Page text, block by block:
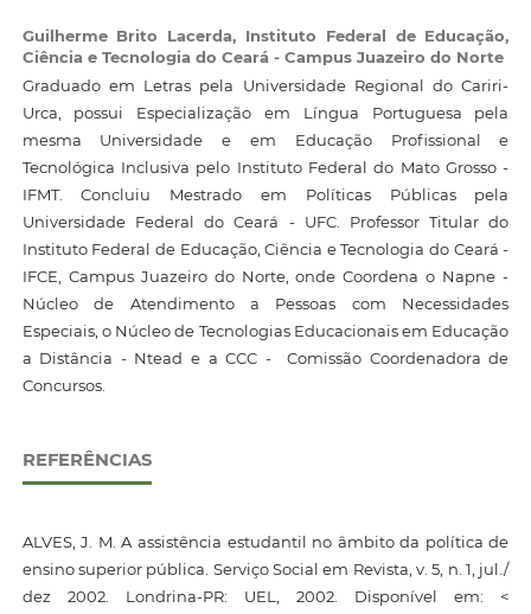
Guilherme Brito Lacerda, Instituto Federal de Educação,
Ciência e Tecnologia do Ceará - Campus Juazeiro do Norte
Graduado em Letras pela Universidade Regional do Cariri-
Urca, possui Especialização em Língua Portuguesa pela
mesma Universidade e em Educação Profissional e
Tecnológica Inclusiva pelo Instituto Federal do Mato Grosso -
IFMT. Concluiu Mestrado em Políticas Públicas pela
Universidade Federal do Ceará - UFC. Professor Titular do
Instituto Federal de Educação, Ciência e Tecnologia do Ceará -
IFCE, Campus Juazeiro do Norte, onde Coordena o Napne -
Núcleo de Atendimento a Pessoas com Necessidades
Especiais, o Núcleo de Tecnologias Educacionais em Educação
a Distância - Ntead e a CCC - Comissão Coordenadora de
Concursos.
REFERÊNCIAS
ALVES, J. M. A assistência estudantil no âmbito da política de
ensino superior pública. Serviço Social em Revista, v. 5, n. 1, jul./
dez 2002. Londrina-PR: UEL, 2002. Disponível em: <